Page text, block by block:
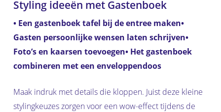
Styling ideeën met Gastenboek
• Een gastenboek tafel bij de entree maken•
Gasten persoonlijke wensen laten schrijven•
Foto’s en kaarsen toevoegen• Het gastenboek
combineren met een enveloppendoos
Maak indruk met details die kloppen. Juist deze kleine
stylingkeuzes zorgen voor een wow-effect tijdens de